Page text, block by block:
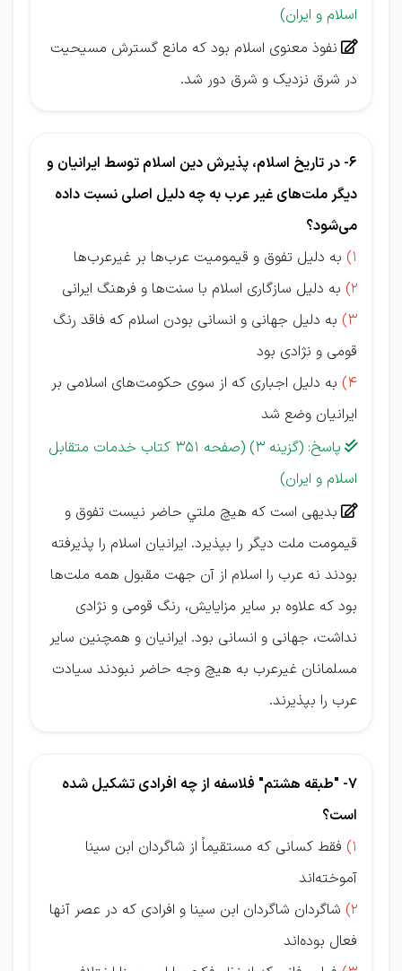
اسلام و ایران)
 نفوذ معنوی اسلام بود که مانع گسترش مسیحیت
در شرق نزدیک و شرق دور شد.
6- در تاریخ اسلام، پذیرش دین اسلام توسط ایرانیان و
دیگر ملت‌های غیر عرب به چه دلیل اصلی نسبت داده
می‌شود؟
1) به دلیل تفوق و قیمومیت عرب‌ها بر غیرعرب‌ها
2) به دلیل سازگاری اسلام با سنت‌ها و فرهنگ ایرانی
3) به دلیل جهانی و انسانی بودن اسلام که فاقد رنگ
قومی و نژادی بود
4) به دلیل اجباری که از سوی حکومت‌های اسلامی بر
ایرانیان وضع شد

پاسخ: (گزینه 3) (صفحه 351 کتاب خدمات متقابل
اسلام و ایران)
 بديهی است كه هيچ ملتي حاضر نيست تفوق و
قيمومت ملت ديگر را بپذيرد. ايرانيان اسلام را پذيرفته
بودند نه عرب را اسلام از آن جهت مقبول همه ملت‌ها
بود كه علاوه بر ساير مزايايش، رنگ قومی و نژادی
نداشت، جهانی و انسانی بود. ايرانيان و همچنين ساير
مسلمانان غيرعرب به هيچ وجه حاضر نبودند سيادت
عرب را بپذيرند.
7- "طبقه هشتم" فلاسفه از چه افرادی تشکیل شده
است؟
1) فقط کسانی که مستقیماً از شاگردان ابن سینا
آموخته‌اند
2) شاگردان شاگردان ابن سینا و افرادی که در عصر آنها
فعال بوده‌اند